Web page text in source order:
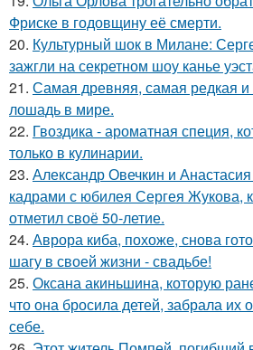
Фриске в годовщину её смерти.
20. Культурный шок в Милане:
зажгли на секретном шоу канье
21. Самая древняя, самая редкая и
лошадь в мире.
22. Гвоздика - ароматная специя,
только в кулинарии.
23. Александр Овечкин и
кадрами с юбилея Сергея Жукова,
отметил своё 50-летие.
24. Аврора киба, похоже, снова
шагу в своей жизни - свадьбе!
25. Оксана акиньшина, которую
что она бросила детей, забрала их
себе.